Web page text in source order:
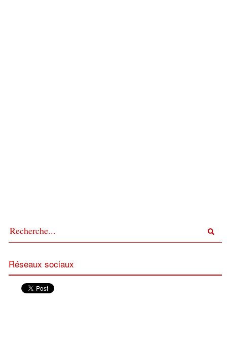
Réseaux sociaux